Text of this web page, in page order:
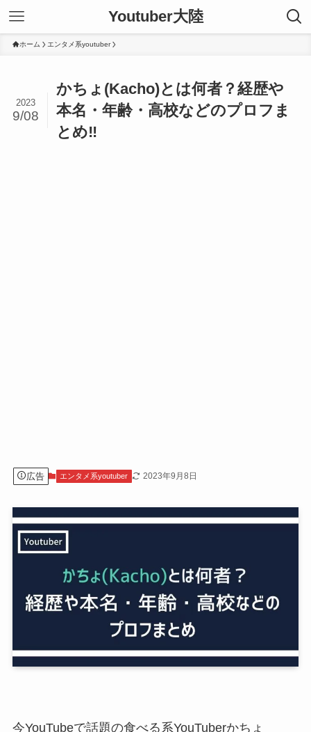
Youtuber大陸
ホーム エンタメ系youtuber
かちょ(Kacho)とは何者？経歴や
本名・年齢・高校などのプロフま
とめ‼
2023
9/08
広告 エンタメ系youtuber 2023年9月8日
今YouTubeで話題の食べる系YouTuberかちょ